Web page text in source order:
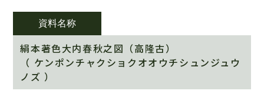
資料名称
絹本著色大内春秋之図（高隆古）
（ ケンポンチャクショクオオウチシュンジュウ
ノズ ）